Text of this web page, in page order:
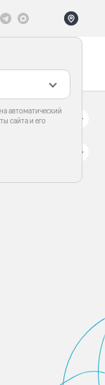
на автоматический
сайта и его